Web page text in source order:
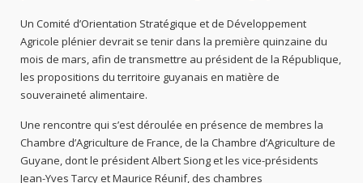
Un Comité d’Orientation Stratégique et de Développement
Agricole plénier devrait se tenir dans la première quinzaine du
mois de mars, afin de transmettre au président de la République,
les propositions du territoire guyanais en matière de
souveraineté alimentaire.
Une rencontre qui s’est déroulée en présence de membres la
Chambre d’Agriculture de France, de la Chambre d’Agriculture de
Guyane, dont le président Albert Siong et les vice-présidents
Jean-Yves Tarcy et Maurice Réunif, des chambres